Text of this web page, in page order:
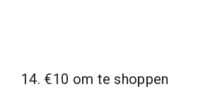
14. €10 om te shoppen